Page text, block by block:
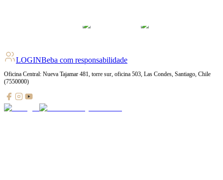
LOGINBeba com responsabilidade
Oficina Central: Nueva Tajamar 481, torre sur, oficina 503, Las Condes, Santiago, Chile
(7550000)